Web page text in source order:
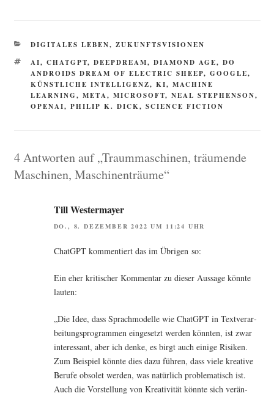
KATEGORIEN
DIGITALES LEBEN, ZUKUNFTSVISIONEN
SCHLAGWÖRTER
AI, CHATGPT, DEEPDREAM, DIAMOND AGE, DO
ANDROIDS DREAM OF ELECTRIC SHEEP, GOOGLE,
KÜNSTLICHE INTELLIGENZ, KI, MACHINE
LEARNING, META, MICROSOFT, NEAL STEPHENSON,
OPENAI, PHILIP K. DICK, SCIENCE FICTION
4 Antworten auf „Traummaschinen, träumende
Maschinen, Maschinenträume“
Till Westermayer
DO., 8. DEZEMBER 2022 UM 11:24 UHR
ChatGPT kom­men­tiert das im Übri­gen so:
Ein eher kri­ti­scher Kom­men­tar zu die­ser Aus­sa­ge könn­te
lauten:
„Die Idee, dass Sprach­mo­del­le wie ChatGPT in Text­ver­ar­
bei­tungs­pro­gram­men ein­ge­setzt wer­den könn­ten, ist zwar
inter­es­sant, aber ich den­ke, es birgt auch eini­ge Risi­ken.
Zum Bei­spiel könn­te dies dazu füh­ren, dass vie­le krea­ti­ve
Beru­fe obso­let wer­den, was natür­lich pro­ble­ma­tisch ist.
Auch die Vor­stel­lung von Krea­ti­vi­tät könn­te sich ver­än­